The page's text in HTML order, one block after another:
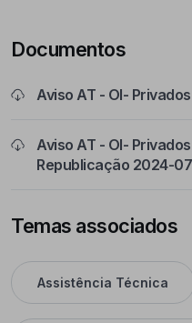
Documentos
Aviso AT - OI-
Aviso AT - OI-
Republicação 2024-
Temas associados
Assistência Técnica